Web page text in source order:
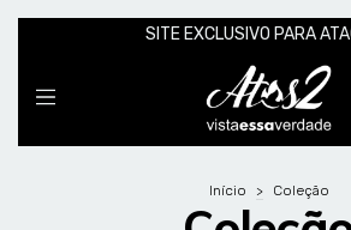
SITE EXCLUSIVO PARA
Início > Coleção